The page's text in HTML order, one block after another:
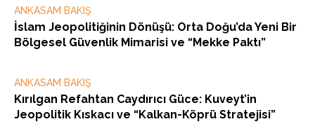
ANKASAM BAKIŞ
İslam Jeopolitiğinin Dönüşü: Orta Doğu’da Yeni Bir
Bölgesel Güvenlik Mimarisi ve “Mekke Paktı”
ANKASAM BAKIŞ
Kırılgan Refahtan Caydırıcı Güce: Kuveyt’in
Jeopolitik Kıskacı ve “Kalkan-Köprü Stratejisi”